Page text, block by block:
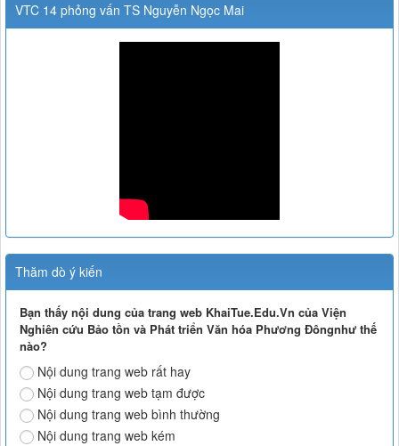
VTC 14 phỏng vấn TS Nguyễn Ngọc Mai
Thăm dò ý kiến
Bạn thấy nội dung của trang web KhaiTue.Edu.Vn của Viện
Nghiên cứu Bảo tồn và Phát triển Văn hóa Phương Đôngnhư thế
nào?
Nội dung trang web rất hay
Nội dung trang web tạm được
Nội dung trang web bình thường
Nội dung trang web kém